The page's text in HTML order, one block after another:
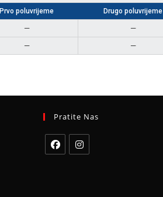
Prvo poluvrijeme Drugo poluvrijeme
— —
— —
Pratite Nas